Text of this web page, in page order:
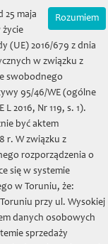
Zamówienia on-line
w
Rozumiem
25 maja
życie
(UE) 2016/679 z dnia
w związku z
swobodnego
95/46/WE (ogólne
2016, Nr 119, s. 1).
być aktem
r. W związku z
rozporządzenia o
się w systemie
w Toruniu, że:
przy ul. Wysokiej
danych osobowych
sprzedaży